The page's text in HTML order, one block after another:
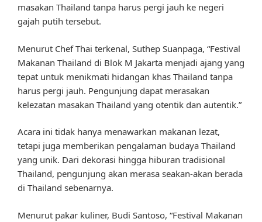
masakan Thailand tanpa harus pergi jauh ke negeri
gajah putih tersebut.
Menurut Chef Thai terkenal, Suthep Suanpaga, “Festival
Makanan Thailand di Blok M Jakarta menjadi ajang yang
tepat untuk menikmati hidangan khas Thailand tanpa
harus pergi jauh. Pengunjung dapat merasakan
kelezatan masakan Thailand yang otentik dan autentik.”
Acara ini tidak hanya menawarkan makanan lezat,
tetapi juga memberikan pengalaman budaya Thailand
yang unik. Dari dekorasi hingga hiburan tradisional
Thailand, pengunjung akan merasa seakan-akan berada
di Thailand sebenarnya.
Menurut pakar kuliner, Budi Santoso, “Festival Makanan